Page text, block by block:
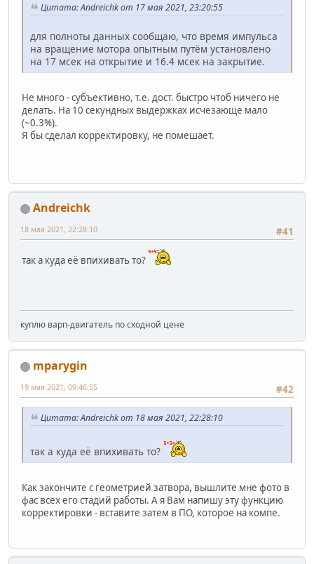
Цитата: Andreichk от 17 мая 2021, 23:20:55
для полноты данных сообщаю, что время импульса
на вращение мотора опытным путём установлено
на 17 мсек на открытие и 16.4 мсек на закрытие.
Не много - субъективно, т.е. дост. быстро чтоб ничего не
делать. На 10 секундных выдержках исчезающе мало
(~0.3%).
Я бы сделал корректировку, не помешает.
Andreichk
#41
18 мая 2021, 22:28:10
так а куда её впихивать то?
куплю варп-двигатель по сходной цене
mparygin
#42
19 мая 2021, 09:46:55
Цитата: Andreichk от 18 мая 2021, 22:28:10
так а куда её впихивать то?
Как закончите с геометрией затвора, вышлите мне фото в
фас всех его стадий работы. А я Вам напишу эту функцию
корректировки - вставите затем в ПО, которое на компе.